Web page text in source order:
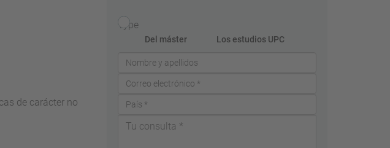
de carácter no
Type
Del máster Los estudios UPC